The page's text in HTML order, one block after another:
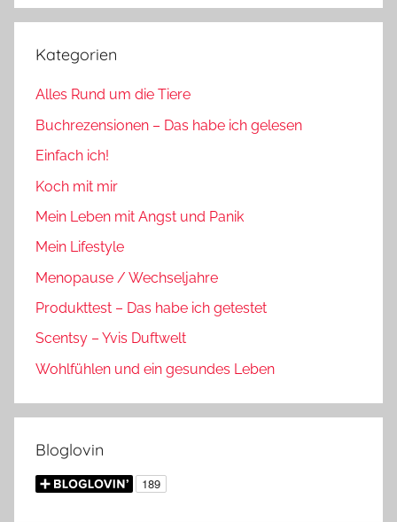
Kategorien
Alles Rund um die Tiere
Buchrezensionen – Das habe ich gelesen
Einfach ich!
Koch mit mir
Mein Leben mit Angst und Panik
Mein Lifestyle
Menopause / Wechseljahre
Produkttest – Das habe ich getestet
Scentsy – Yvis Duftwelt
Wohlfühlen und ein gesundes Leben
Bloglovin